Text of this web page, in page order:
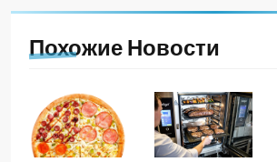
Похожие Новости